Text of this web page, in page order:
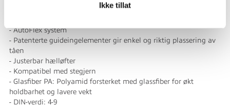
Ikke tillat
- Bred monteringsstandard: Bred montering gir bedre
- AutoFlex system
- Patenterte guideingelementer gir enkel og riktig plassering av
tåen
- Justerbar hælløfter
- Kompatibel med stegjern
- Glasfiber PA: Polyamid forsterket med glassfiber for økt
holdbarhet og lavere vekt
- DIN-verdi: 4-9